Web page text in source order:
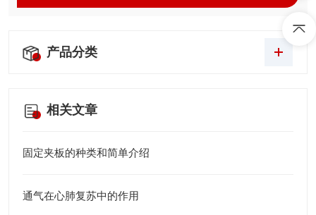
产品分类
相关文章
固定夹板的种类和简单介绍
通气在心肺复苏中的作用